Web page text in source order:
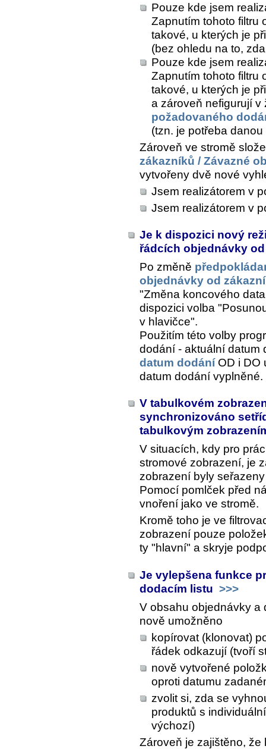
Pouze kde jsem
Zapnutím tohoto filtru
takové, u kterých je
(bez ohledu na to,
Pouze kde jsem
Zapnutím tohoto filtru
takové, u kterých je
a zároveň nefigurují
požadovaného
(tzn. je potřeba
Zároveň ve stromě
zákazníků / Závazné
vytvořeny dvě nové
Jsem realizátorem v
Jsem realizátorem v
Je k dispozici nový
řádcích objednávky
Po změně
objednávky od
"Změna koncového
dispozici volba
v hlavičce".
Použitím této volby
dodání - aktuální
datum dodáníOD i DO
datum dodání vyplněné.
V tabulkovém
synchronizováno
tabulkovým
V situacích, kdy pro
stromové zobrazení, je
zobrazení byly
Pomocí pomlček před
vnoření jako ve stromě.
Kromě toho je ve
zobrazení pouze
ty "hlavní" a skryje
Je vylepšena funkce
dodacím listu >>>
V obsahu objednávky a
nově umožněno
kopírovat (klonovat)
řádek odkazují (tvoří
nově vytvořené
oproti datumu
zvolit si, zda se
produktů s
výchozí)
Zároveň je zajištěno,